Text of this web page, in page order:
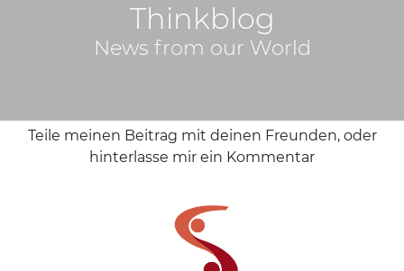
Thinkblog
News from our World
Teile meinen Beitrag mit deinen Freunden, oder
hinterlasse mir ein Kommentar